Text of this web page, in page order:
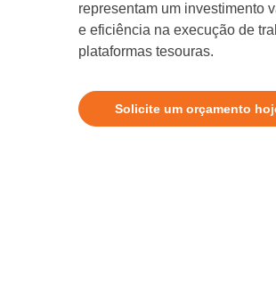
representam um investimento
e eficiência na execução de
plataformas tesouras.
Solicite um orçamento